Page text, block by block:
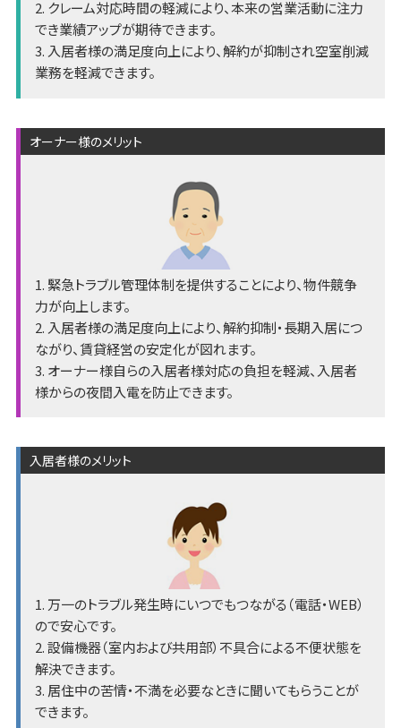
2. クレーム対応時間の軽減により、本来の営業活動に注力
でき業績アップが期待できます。
3. 入居者様の満足度向上により、解約が抑制され空室削減
業務を軽減できます。
オーナー様のメリット
1. 緊急トラブル管理体制を提供することにより、物件競争
力が向上します。
2. 入居者様の満足度向上により、解約抑制・長期入居につ
ながり、賃貸経営の安定化が図れます。
3. オーナー様自らの入居者様対応の負担を軽減、入居者
様からの夜間入電を防止できます。
入居者様のメリット
1. 万一のトラブル発生時にいつでもつながる（電話・WEB）
ので安心です。
2. 設備機器（室内および共用部）不具合による不便状態を
解決できます。
3. 居住中の苦情・不満を必要なときに聞いてもらうことが
できます。